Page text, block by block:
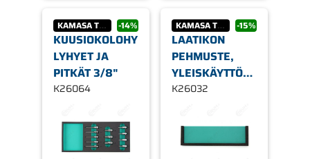
KAMASA TOOLS -14%
KUUSIOKOLOHYLSYT,
LYHYET JA
PITKÄT 3/8"
K26064
KAMASA TOOLS -15%
LAATIKON
PEHMUSTE,
YLEISKÄYTTÖÖN
U-PROFIILI 410
K26032